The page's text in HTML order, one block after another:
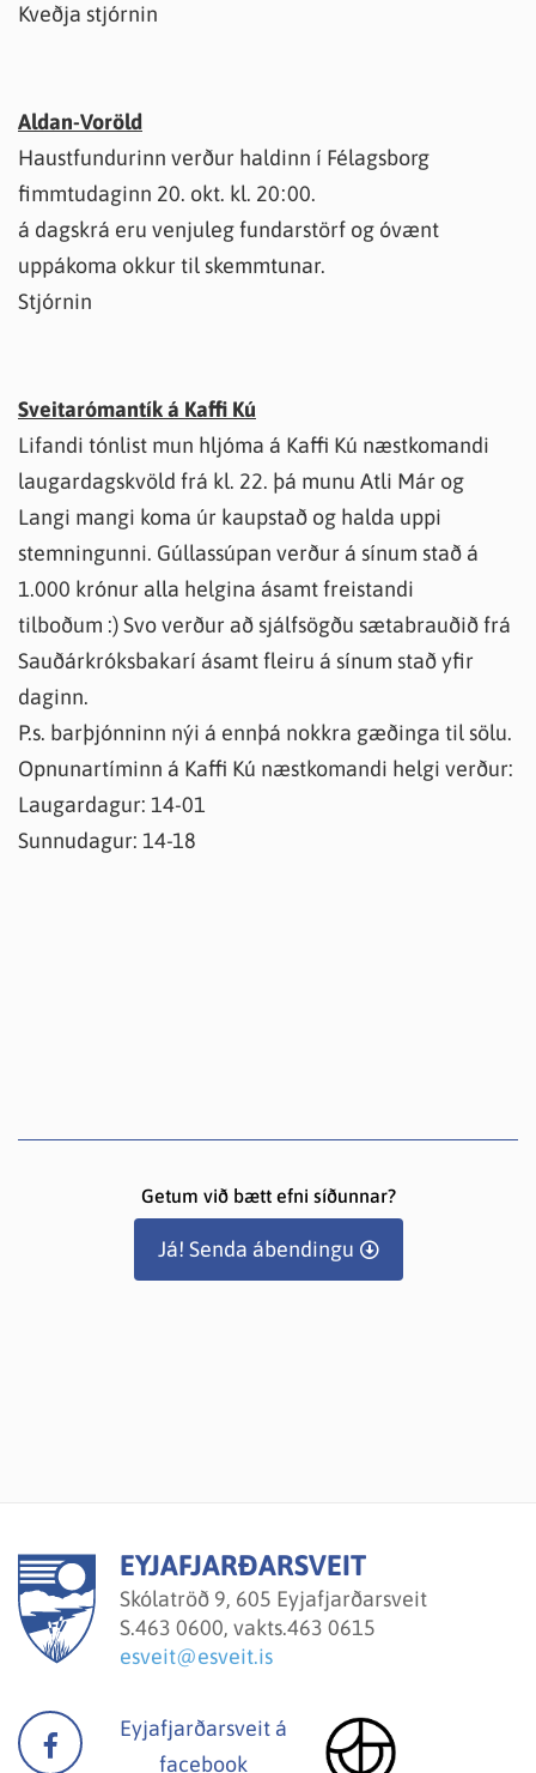
Kveðja stjórnin
Aldan-Voröld
Haustfundurinn verður haldinn í Félagsborg
fimmtudaginn 20. okt. kl. 20:00.
á dagskrá eru venjuleg fundarstörf og óvænt
uppákoma okkur til skemmtunar.
Stjórnin
Sveitarómantík á Kaffi Kú
Lifandi tónlist mun hljóma á Kaffi Kú næstkomandi
laugardagskvöld frá kl. 22. þá munu Atli Már og
Langi mangi koma úr kaupstað og halda uppi
stemningunni. Gúllassúpan verður á sínum stað á
1.000 krónur alla helgina ásamt freistandi
tilboðum :) Svo verður að sjálfsögðu sætabrauðið frá
Sauðárkróksbakarí ásamt fleiru á sínum stað yfir
daginn.
P.s. barþjónninn nýi á ennþá nokkra gæðinga til sölu.
Opnunartíminn á Kaffi Kú næstkomandi helgi verður:
Laugardagur: 14-01
Sunnudagur: 14-18
Getum við bætt efni síðunnar?
Já! Senda ábendingu
EYJAFJARÐARSVEIT
Skólatröð 9, 605 Eyjafjarðarsveit
S.463 0600, vakts.463 0615
esveit@esveit.is
Eyjafjarðarsveit á
facebook